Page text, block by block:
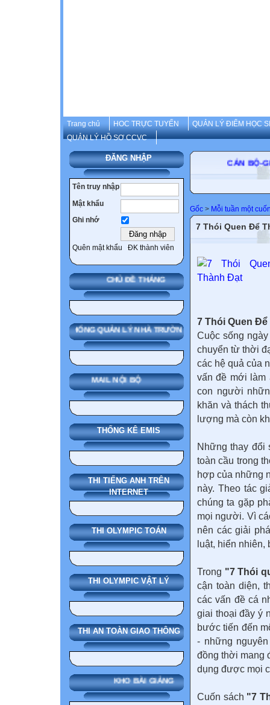
Trang chủ HOC TRỰC TUYẾN
QUẢN LÝ ĐIỂM HỌC
QUẢN LÝ HỒ SƠ CCVC
ĐĂNG NHẬP
Tên truy nhập
Mật khẩu
Ghi nhớ
Quên mật khẩu ĐK thành viên
CHỦ ĐỀ THÁNG
SMAS HỆ THỐNG QUẢN LÝ NHÀ TRƯỜNG
MAIL NỘI BỘ
THỐNG KÊ EMIS
THI TIẾNG ANH TRÊN
INTERNET
THI OLYMPIC TOÁN
THI OLYMPIC VẬT LÝ
THI AN TOÀN GIAO THÔNG
KHO BÀI GIẢNG
CÁN
Gốc > Mỗi tuần một
7 Thói Quen Để
7 Thói Quen
Cuộc sống
chuyển từ thời
các hệ quả của
vấn đề mới làm
con người
khăn và thách
lượng mà còn
Những thay đổi
toàn cầu trong
hợp của những
này. Theo tác
chúng ta gặp
mọi người. Vì
nên các giải
luật, hiển
Trong "7 Thói
cận toàn diện,
các vấn đề cá
giai thoại đầy ý
bước tiến đến
- những
đồng thời mang
dụng được mọi
Cuốn sách "7